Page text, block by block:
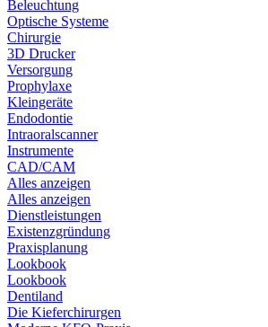
Beleuchtung
Optische Systeme
Chirurgie
3D Drucker
Versorgung
Prophylaxe
Kleingeräte
Endodontie
Intraoralscanner
Instrumente
CAD/CAM
Alles anzeigen
Alles anzeigen
Dienstleistungen
Existenzgründung
Praxisplanung
Lookbook
Lookbook
Dentiland
Die Kieferchirurgen